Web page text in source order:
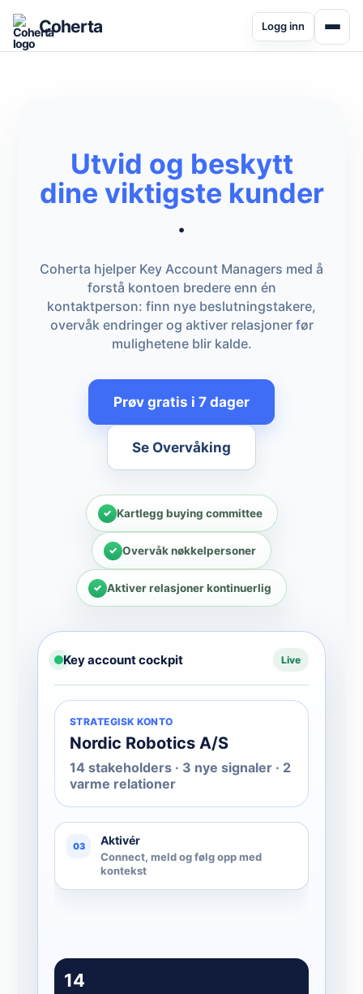
Coherta Logg inn
Utvid og beskytt
dine viktigste kunder
.
Coherta hjelper Key Account Managers med å
forstå kontoen bredere enn én
kontaktperson: finn nye beslutningstakere,
overvåk endringer og aktiver relasjoner før
mulighetene blir kalde.
Prøv gratis i 7 dager
Se Overvåking
Kartlegg buying committee
Overvåk nøkkelpersoner
Aktiver relasjoner kontinuerlig
Key account cockpit Live
STRATEGISK KONTO
Nordic Robotics A/S
14 stakeholders · 3 nye signaler · 2
varme relationer
03 Aktivér
Connect, meld og følg opp med
kontekst
14